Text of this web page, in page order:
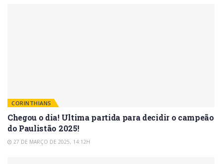
CORINTHIANS
Chegou o dia! Ultima partida para decidir o campeão
do Paulistão 2025!
27 DE MARÇO DE 2025, 14:12H